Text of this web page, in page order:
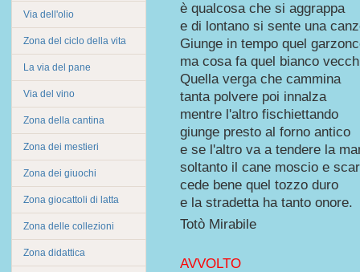
Via dell'olio
Zona del ciclo della vita
La via del pane
Via del vino
Zona della cantina
Zona dei mestieri
Zona dei giuochi
Zona giocattoli di latta
Zona delle collezioni
Zona didattica
è qualcosa che si aggrappa
e di lontano si sente una
Giunge in tempo quel
ma cosa fa quel bianco
Quella verga che cammina
tanta polvere poi innalza
mentre l'altro fischiettando
giunge presto al forno antico
e se l'altro va a tendere la
soltanto il cane moscio e
cede bene quel tozzo duro
e la stradetta ha tanto onore.
Totò Mirabile
AVVOLTO